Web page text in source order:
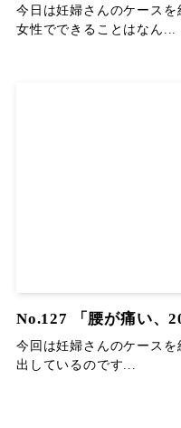
今日は妊婦さんのケース
女性でできることはなん...
No.127 「腰が痛い、
今回は妊婦さんのケース
出しているのです...